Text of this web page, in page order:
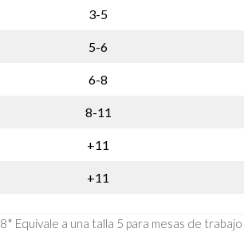
3-5
5-6
6-8
8-11
+11
+11
8* Equivale a una talla 5 para mesas de